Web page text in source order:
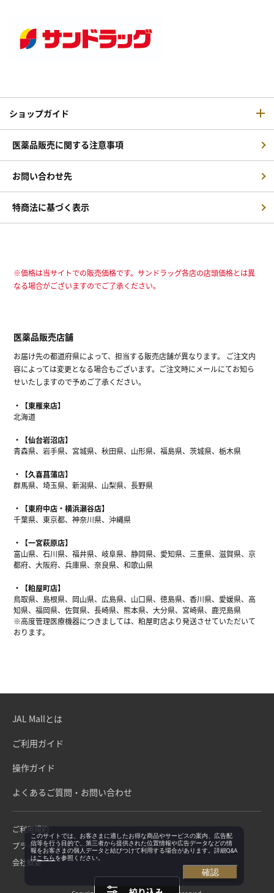
ショップガイド
医薬品販売に関する注意事項
お問い合わせ先
特商法に基づく表示
※価格は当サイトでの販売価格です。サンドラッグ各店の店頭価格とは異
なる場合がございますのでご了承ください。
医薬品販売店舗
お届け先の都道府県によって、担当する販売店舗が異なります。 ご注文内
容によっては変更となる場合もございます。ご注文時にメールにてお知ら
せいたしますので予めご了承ください。
【東雁来店】
北海道
【仙台岩沼店】
青森県、岩手県、宮城県、秋田県、山形県、福島県、茨城県、栃木県
【久喜菖蒲店】
群馬県、埼玉県、新潟県、山梨県、長野県
【東府中店・横浜瀬谷店】
千葉県、東京都、神奈川県、沖縄県
【一宮萩原店】
富山県、石川県、福井県、岐阜県、静岡県、愛知県、三重県、滋賀県、京
都府、大阪府、兵庫県、奈良県、和歌山県
【粕屋町店】
鳥取県、島根県、岡山県、広島県、山口県、徳島県、香川県、愛媛県、高
知県、福岡県、佐賀県、長崎県、熊本県、大分県、宮崎県、鹿児島県
※高度管理医療機器につきましては、粕屋町店より発送させていただいて
おります。
JAL Mallとは
ご利用ガイド
操作ガイド
よくあるご質問・お問い合わせ
ご利用規約
プライバシーポリシー
会社概要
このサイトでは、お客さまに適したお得な商品やサービスの案内、広告配
信等を行う目的で、第三者から提供された位置情報や広告データなどの情
報をお客さまの個人データと結びつけて利用する場合があります。詳細Q&A
はこちらを参照ください。
確認